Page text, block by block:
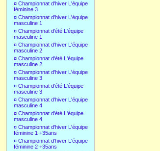
¤ Championnat d'hiver L'équipe
féminine 3
¤ Championnat d'hiver L'équipe
masculine 1
¤ Championnat d'été L'équipe
masculine 1
¤ Championnat d'hiver L'équipe
masculine 2
¤ Championnat d'été L'équipe
masculine 2
¤ Championnat d'hiver L'équipe
masculine 3
¤ Championnat d'été L'équipe
masculine 3
¤ Championnat d'hiver L'équipe
masculine 4
¤ Championnat d'été L'équipe
masculine 4
¤ Championnat d'hiver L'équipe
féminine 1 +35ans
¤ Championnat d'hiver L'équipe
féminine 2 +35ans